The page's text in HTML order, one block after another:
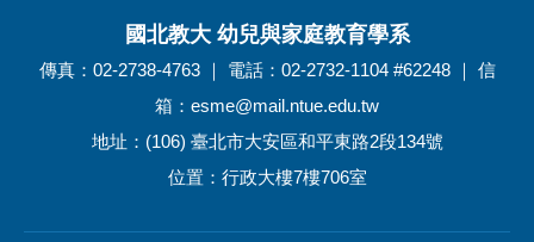
國北教大 幼兒與家庭教育學系
傳真：02-2738-4763 ｜ 電話：02-2732-1104 #62248 ｜ 信
箱：esme@mail.ntue.edu.tw
地址：(106) 臺北市大安區和平東路2段134號
位置：行政大樓7樓706室